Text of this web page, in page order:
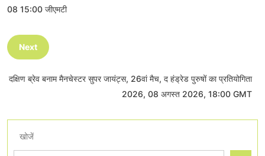
08 15:00 जीएमटी
Next
दक्षिण ब्रेव बनाम मैनचेस्टर सुपर जायंट्स, 26वां मैच, द हंड्रेड पुरुषों का प्रतियोगिता
2026, 08 अगस्त 2026, 18:00 GMT
खोजें